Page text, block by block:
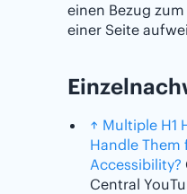
einen Bezug
einer Seite
↑ Multiple H1
Handle Them
Accessibility?
Central